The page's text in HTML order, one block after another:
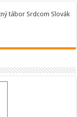
tábor Srdcom Slovák